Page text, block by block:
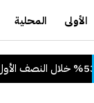
الأولى المحلية